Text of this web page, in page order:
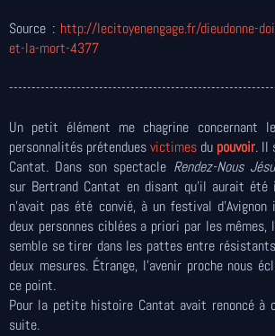
Source : http://lecitoyenengage.fr/dieudonne-
et-la-mort-4377
Un petit élément me chagrine concernant
personnalités prétenduesvictimes du pouvoir. Il
Cantat. Dans son spectacle Rendez-Nous
sur Bertrand Cantat en disant qu’il aurait
n’avait pas été convié, à un festival
deux personnes ciblées a priori par les mêmes,
semble se tirer dans les pattes entre
deux mesures. Étrange, l’avenir proche nous
ce point.
Pour la petite histoire Cantat avait renoncé
suite.